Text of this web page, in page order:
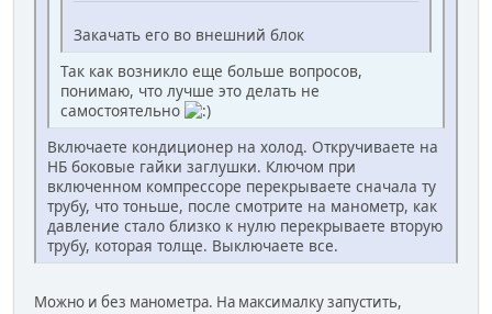
Закачать его во внешний блок
Так как возникло еще больше вопросов,
понимаю, что лучше это делать не
самостоятельно
Включаете кондиционер на холод. Откручиваете на
НБ боковые гайки заглушки. Ключом при
включенном компрессоре перекрываете сначала ту
трубу, что тоньше, после смотрите на манометр, как
давление стало близко к нулю перекрываете вторую
трубу, которая толще. Выключаете все.
Можно и без манометра. На максималку запустить,